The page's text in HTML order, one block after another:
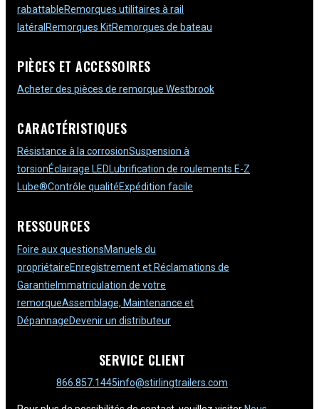
rabattableRemorques utilitaires à rail
latéral Remorques KitRemorques de bateau
PIÈCES ET ACCESSOIRES
Acheter des pièces de remorque Westbrook
CARACTÉRISTIQUES
Résistance à la corrosionSuspension à
torsionÉclairage LEDLubrification de roulements E-Z
Lube®Contrôle qualitéExpédition facile
RESSOURCES
Foire aux questionsManuels du
propriétaireEnregistrement et Réclamations de
GarantieImmatriculation de votre
remorqueAssemblage, Maintenance et
DépannageDevenir un distributeur
SERVICE CLIENT
866.857.1445info@stirlingtrailers.com